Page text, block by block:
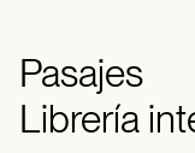
Pasajes
Librería